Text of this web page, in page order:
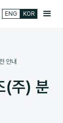
ENG KOR
안내
(주) 분